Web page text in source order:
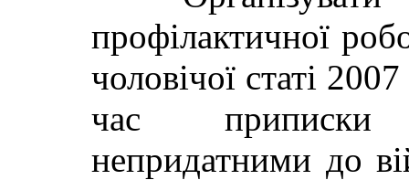
профілактичної
чоловічої статі
час приписки
непридатними до